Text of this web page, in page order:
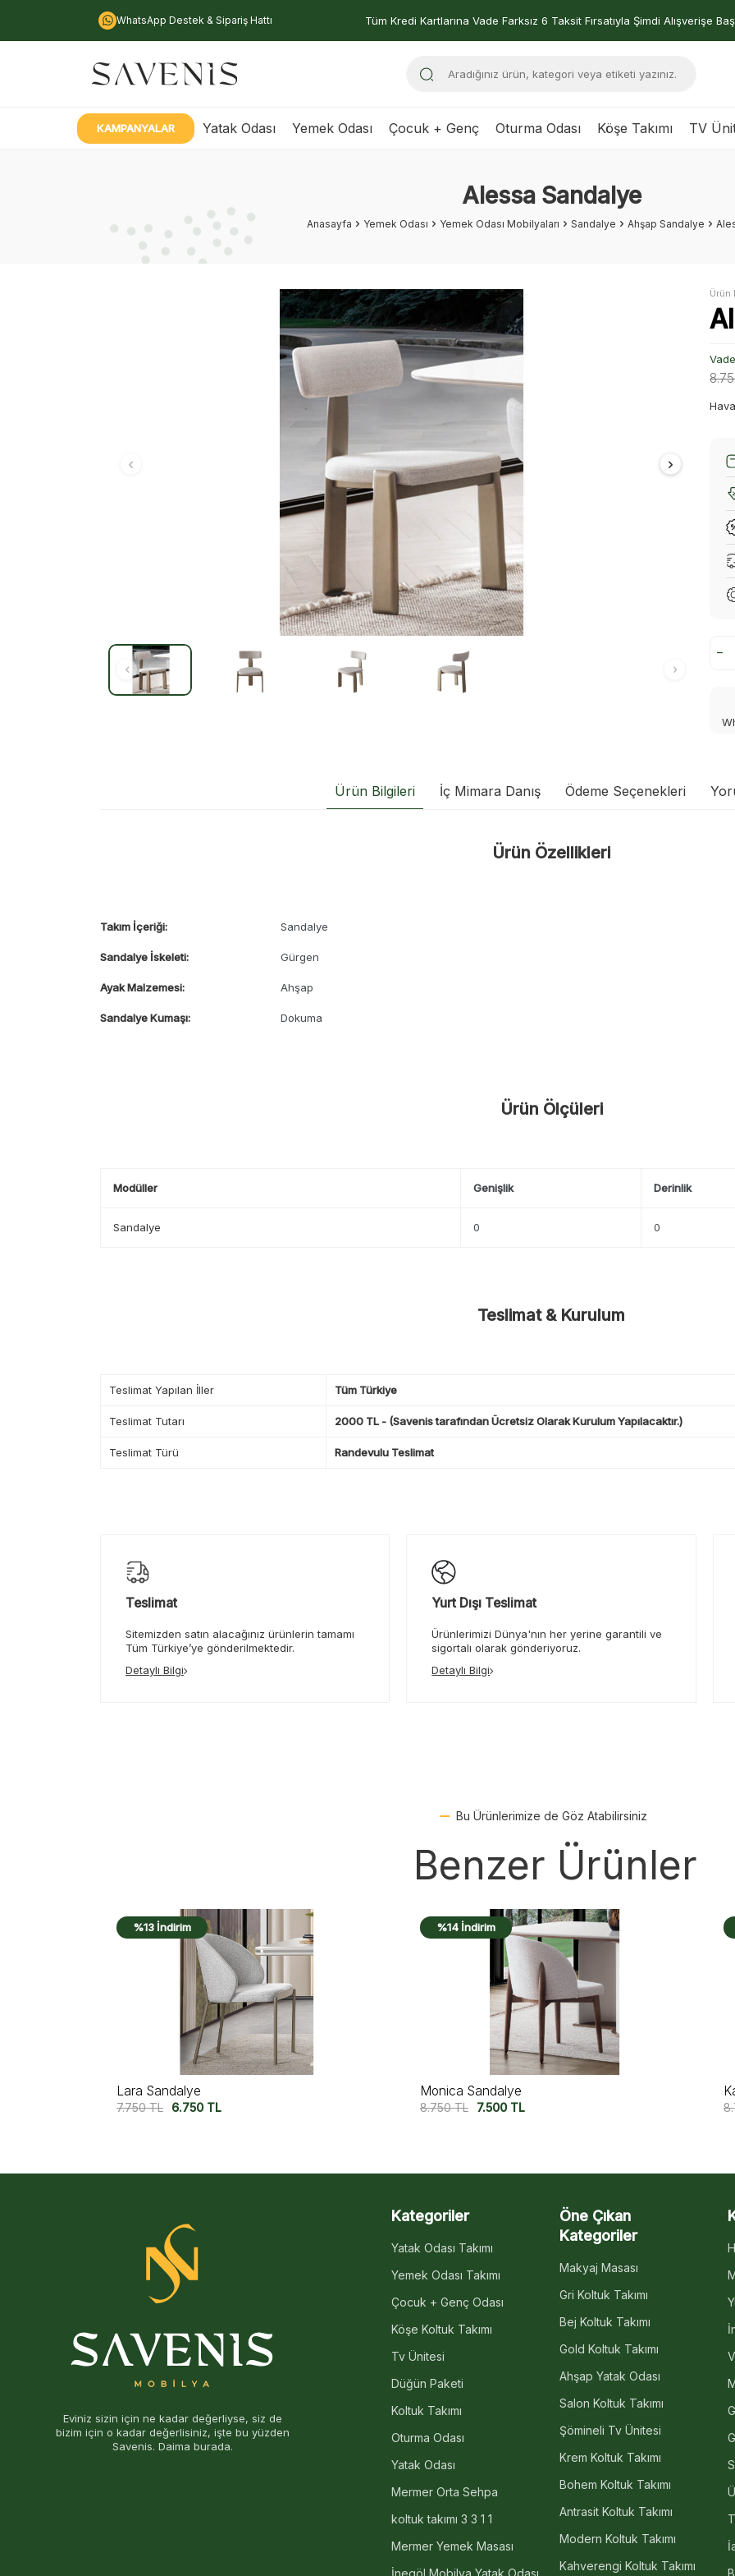
WhatsApp Destek & Sipariş Hattı Tüm Kredi Kartlarına Vade Farksız 6 Taksit Fırsatıyla Şimdi Alışverişe
KAMPANYALAR Yatak Odası Yemek Odası Çocuk + Genç Oturma Odası Köşe Takımı TV
Alessa Sandalye
Anasayfa Yemek Odası Yemek Odası Mobilyaları Sandalye Ahşap Sandalye
Ürün
Ürün Bilgileri İç Mimara Danış Ödeme Seçenekleri
Ürün Özellikleri
Takım İçeriği: Sandalye
Sandalye İskeleti: Gürgen
Ayak Malzemesi: Ahşap
Sandalye Kumaşı: Dokuma
Ürün Ölçüleri
Modüller Genişlik Derinlik
Sandalye 0 0
Teslimat & Kurulum
Teslimat Yapılan İller Tüm Türkiye
Teslimat Tutarı 2000 TL - (Savenis tarafından Ücretsiz Olarak Kurulum Yapılacaktır.)
Teslimat Türü Randevulu Teslimat
Teslimat
Sitemizden satın alacağınız ürünlerin tamamı
Tüm Türkiye’ye gönderilmektedir.
Detaylı Bilgi
Yurt Dışı Teslimat
Ürünlerimizi Dünya'nın her yerine garantili ve
sigortalı olarak gönderiyoruz.
Detaylı Bilgi
Bu Ürünlerimize de Göz Atabilirsiniz
Benzer Ürünler
%14 İndirim
Monica Sandalye
8.750TL 7.500 TL
%21 İndirim
Kavala Sandalye
8.750TL 6.875 TL
Eviniz sizin için ne kadar değerliyse, siz de
bizim için o kadar değerlisiniz, işte bu yüzden
Savenis. Daima burada.
Kategoriler
Yatak Odası Takımı
Yemek Odası Takımı
Çocuk + Genç Odası
Köşe Koltuk Takımı
Tv Ünitesi
Düğün Paketi
Koltuk Takımı
Oturma Odası
Yatak Odası
Mermer Orta Sehpa
koltuk takımı 3 3 1 1
Mermer Yemek Masası
İnegöl Mobilya Yatak Odası
Öne Çıkan
Kategoriler
Makyaj Masası
Gri Koltuk Takımı
Bej Koltuk Takımı
Gold Koltuk Takımı
Ahşap Yatak Odası
Salon Koltuk Takımı
Şömineli Tv Ünitesi
Krem Koltuk Takımı
Bohem Koltuk Takımı
Antrasit Koltuk Takımı
Modern Koltuk Takımı
Kahverengi Koltuk Takımı